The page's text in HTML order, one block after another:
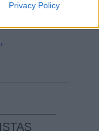
Privacy Policy